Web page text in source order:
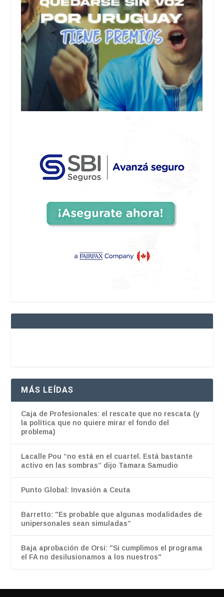
MÁS LEÍDAS
Caja de Profesionales: el rescate que no rescata (y
la política que no quiere mirar el fondo del
problema)
Lacalle Pou “no está en el cuartel. Está bastante
activo en las sombras” dijo Tamara Samudio
Punto Global: Invasión a Ceuta
Barretto: "Es probable que algunas modalidades de
unipersonales sean simuladas”
Baja aprobación de Orsi: "Si cumplimos el programa
el FA no desilusionamos a los nuestros"